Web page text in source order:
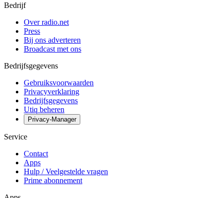
Bedrijf
Over radio.net
Press
Bij ons adverteren
Broadcast met ons
Bedrijfsgegevens
Gebruiksvoorwaarden
Privacyverklaring
Bedrijfsgegevens
Utiq beheren
Privacy-Manager
Service
Contact
Apps
Hulp / Veelgestelde vragen
Prime abonnement